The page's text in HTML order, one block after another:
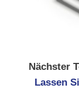
Nächster
Lassen